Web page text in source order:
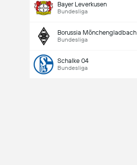
Bayer Leverkusen
Bundesliga
Borussia Mönchengladbach
Bundesliga
Schalke 04
Bundesliga